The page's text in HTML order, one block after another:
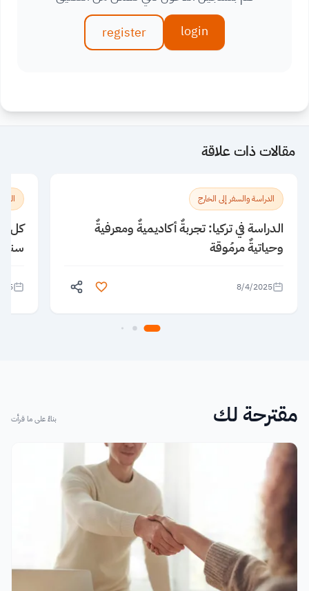
login
register
مقالات ذات علاقة
الدراسة والسفر إلى الخارج
الدراسة في تركيا: تجربةٌ أكاديميةٌ ومعرفيةٌ
وحياتيةٌ مرمُوقة
8/4/2025
كل
مقترحة لك بناءً على ما قرأت